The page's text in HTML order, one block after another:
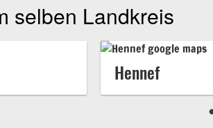
selben Landkreis
Hennef